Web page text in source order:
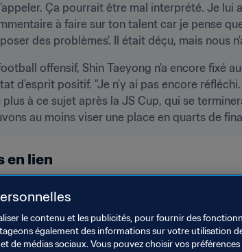
Ça pourrait être mal interprété. Je lui
à faire sur ton talent car je pense
des problèmes'. Il était déçu, mais nous
offensif, Shin Taeyong n'a encore fixé
d'esprit positif. "Je n'y ai pas encore
plus à ce sujet après la JS Cup, qui se
au moins viser une place en quarts de
en lien
FIFA Korea Republic
le contenu et les publicités, pour fournir des
également des informations sur votre utilisation
de médias sociaux. Vous pouvez choisir vos